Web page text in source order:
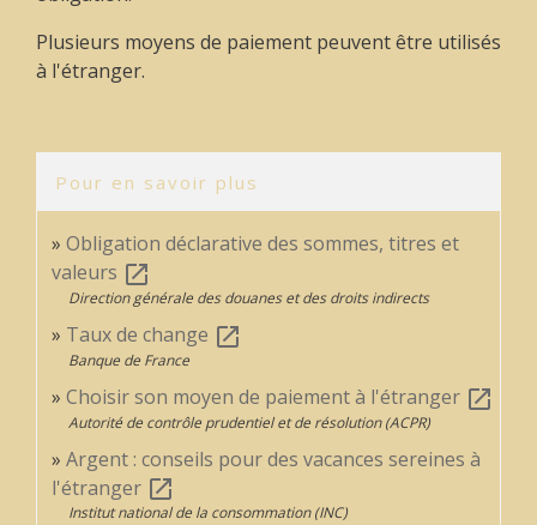
Plusieurs moyens de paiement peuvent être utilisés
à l'étranger.
Pour en savoir plus
Obligation déclarative des sommes, titres et
valeurs open_in_new
Direction générale des douanes et des droits indirects
Taux de change open_in_new
Banque de France
Choisir son moyen de paiement à l'étranger open_in_new
Autorité de contrôle prudentiel et de résolution (ACPR)
Argent : conseils pour des vacances sereines à
l'étranger open_in_new
Institut national de la consommation (INC)